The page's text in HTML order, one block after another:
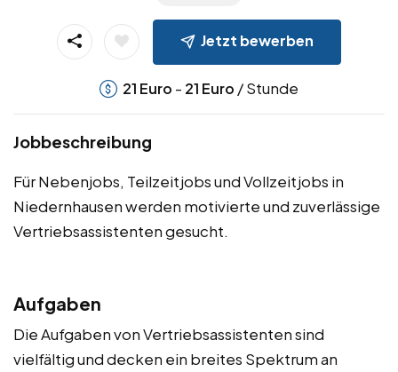
Jetzt bewerben
21 Euro - 21 Euro / Stunde
Jobbeschreibung
Für Nebenjobs, Teilzeitjobs und Vollzeitjobs in
Niedernhausen werden motivierte und zuverlässige
Vertriebsassistenten gesucht.
Aufgaben
Die Aufgaben von Vertriebsassistenten sind
vielfältig und decken ein breites Spektrum an